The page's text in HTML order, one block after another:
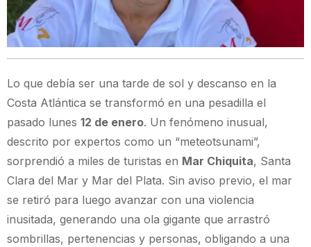
Lo que debía ser una tarde de sol y descanso en la
Costa Atlántica se transformó en una pesadilla el
pasado lunes 12 de enero. Un fenómeno inusual,
descrito por expertos como un “meteotsunami”,
sorprendió a miles de turistas en Mar Chiquita, Santa
Clara del Mar y Mar del Plata. Sin aviso previo, el mar
se retiró para luego avanzar con una violencia
inusitada, generando una ola gigante que arrastró
sombrillas, pertenencias y personas, obligando a una